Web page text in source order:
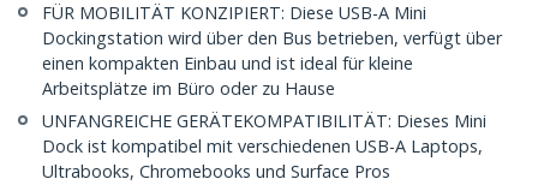
FÜR MOBILITÄT KONZIPIERT: Diese USB-A Mini
Dockingstation wird über den Bus betrieben, verfügt über
einen kompakten Einbau und ist ideal für kleine
Arbeitsplätze im Büro oder zu Hause
UNFANGREICHE GERÄTEKOMPATIBILITÄT: Dieses Mini
Dock ist kompatibel mit verschiedenen USB-A Laptops,
Ultrabooks, Chromebooks und Surface Pros